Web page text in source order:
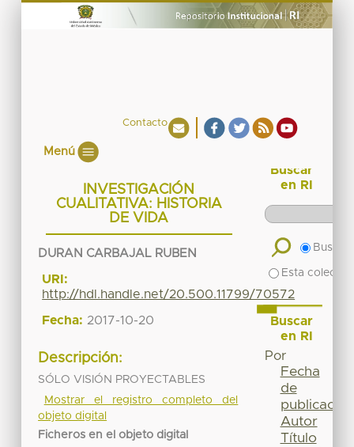
Contacto
Menú
INVESTIGACIÓN
CUALITATIVA: HISTORIA
DE VIDA
DURAN CARBAJAL RUBEN
URI:
http://hdl.handle.net/20.500.11799/70572
Fecha: 2017-10-20
Descripción:
SÓLO VISIÓN PROYECTABLES
Mostrar el registro completo del
objeto digital
Ficheros en el objeto digital
Buscar
en RI
Buscar
Esta
Buscar
en RI
Por
Fecha
de
publicación
Autor
Título